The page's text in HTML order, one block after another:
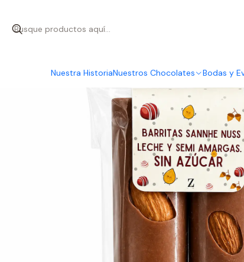
Nuestra HistoriaNuestros Chocolates Bodas y